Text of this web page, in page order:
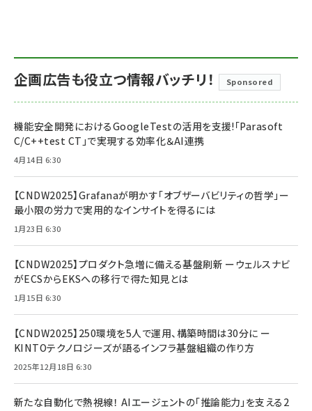
企画広告も役立つ情報バッチリ！ Sponsored
機能安全開発におけるGoogleTestの活用を支援!「Parasoft
C/C++test CT」で実現する効率化＆AI連携
4月14日 6:30
【CNDW2025】Grafanaが明かす「オブザーバビリティの哲学」ー
最小限の労力で実用的なインサイトを得るには
1月23日 6:30
【CNDW2025】プロダクト急増に備える基盤刷新 ーウェルスナビ
がECSからEKSへの移行で得た知見とは
1月15日 6:30
【CNDW2025】250環境を5人で運用、構築時間は30分に ー
KINTOテクノロジーズが語るインフラ基盤組織の作り方
2025年12月18日 6:30
新たな自動化で熱視線！ AIエージェントの「推論能力」を支える2